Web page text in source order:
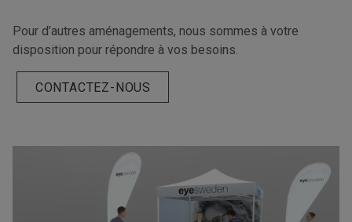
Pour d’autres aménagements, nous sommes à votre
disposition pour répondre à vos besoins.
CONTACTEZ-NOUS